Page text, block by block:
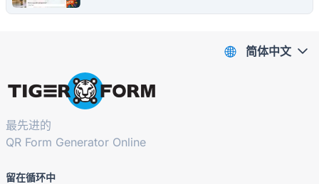
最先进的
QR Form Generator Online
留在循环中
简体中文